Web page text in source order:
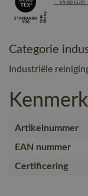
Categorie
Industriële
Artikelnummer
EAN nummer
Certificering